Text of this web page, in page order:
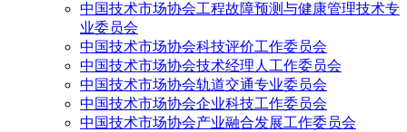
中国技术市场协会工程故障预测与健康管理技术专
业委员会
中国技术市场协会科技评价工作委员会
中国技术市场协会技术经理人工作委员会
中国技术市场协会轨道交通专业委员会
中国技术市场协会企业科技工作委员会
中国技术市场协会产业融合发展工作委员会